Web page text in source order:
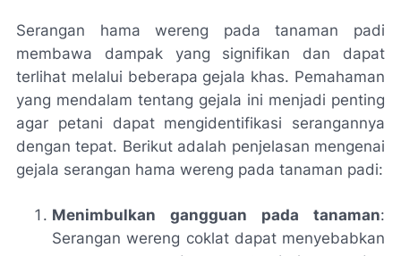
Serangan hama wereng pada tanaman padi
membawa dampak yang signifikan dan dapat
terlihat melalui beberapa gejala khas. Pemahaman
yang mendalam tentang gejala ini menjadi penting
agar petani dapat mengidentifikasi serangannya
dengan tepat. Berikut adalah penjelasan mengenai
gejala serangan hama wereng pada tanaman padi:
Menimbulkan gangguan pada tanaman:
Serangan wereng coklat dapat menyebabkan